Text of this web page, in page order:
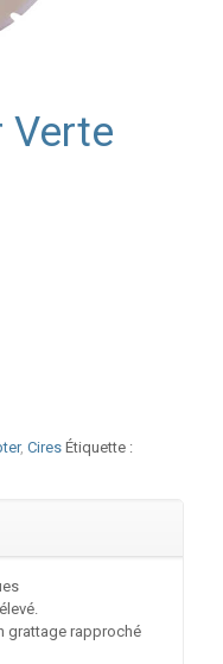
Verte
, Cires Étiquette :
grattage rapproché